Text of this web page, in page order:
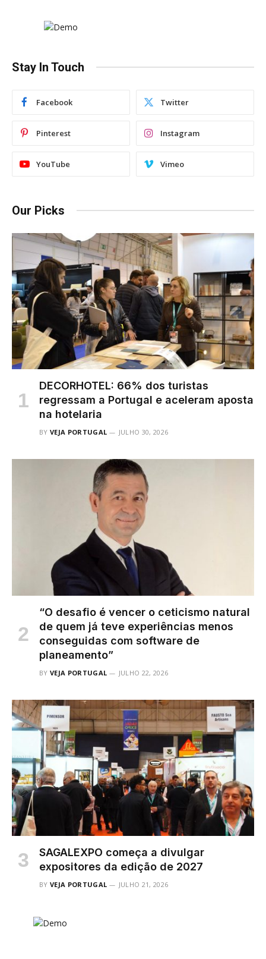
Stay In Touch
Facebook Twitter
Pinterest Instagram
YouTube Vimeo
Our Picks
DECORHOTEL: 66% dos turistas
regressam a Portugal e aceleram aposta
na hotelaria
BY VEJA PORTUGAL JULHO 30, 2026
“O desafio é vencer o ceticismo natural
de quem já teve experiências menos
conseguidas com software de
planeamento”
BY VEJA PORTUGAL JULHO 22, 2026
SAGALEXPO começa a divulgar
expositores da edição de 2027
BY VEJA PORTUGAL JULHO 21, 2026